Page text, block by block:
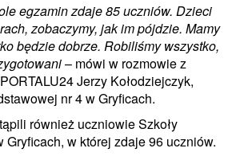
egzamin zdaje 85 uczniów. Dzieci
zobaczymy, jak im pójdzie. Mamy
będzie dobrze. Robiliśmy wszystko,
– mówi w rozmowie z
Jerzy Kołodziejczyk,
nr 4 w Gryficach.
również uczniowie Szkoły
Gryficach, w której zdaje 96 uczniów.